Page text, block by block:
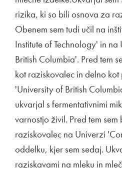
rizika, ki so bili osnova za
Obenem sem tudi učil na
Institute of Technology' in
British Columbia'. Pred tem
kot raziskovalec in delno
'University of British
ukvarjal s fermentativnimi
varnostjo živil. Pred tem
raziskovalec na Univerzi
oddelku, kjer sem sedaj.
raziskavami na mleku in